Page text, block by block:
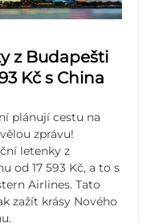
z Budapešti
Kč s China
plánují cestu na
zprávu!
letenky z
od 17 593 Kč, a to s
Airlines. Tato
zažít krásy Nového